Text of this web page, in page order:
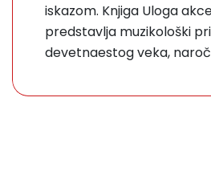
iskazom. Knjiga Uloga
predstavlja muzikološki
devetnaestog veka,